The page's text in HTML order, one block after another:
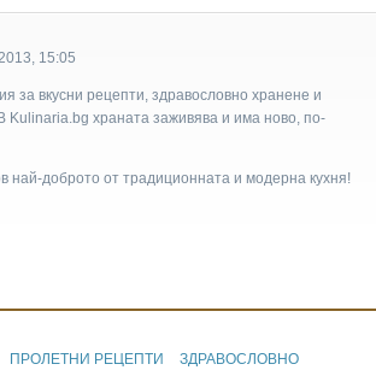
15:05
за вкусни рецепти, здравословно хранене и
Kulinaria.bg храната заживява и има ново, по-
най-доброто от традиционната и модерна кухня!
ПРОЛЕТНИ РЕЦЕПТИ ЗДРАВОСЛОВНО